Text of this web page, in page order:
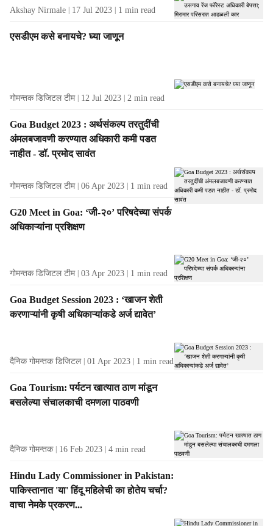
Akshay Nirmale 17 Jul 2023 1 min read
एसडीएम कसे बनायचे? घ्या जाणून
गोमन्तक डिजिटल टीम 12 Jul 2023 2 min read
Goa Budget 2023 : अर्थसंकल्प तरतुदींची
अंमलबजावणी करण्यात अधिकारी कमी पडत
नाहीत - डॉ. प्रमोद सावंत
गोमन्तक डिजिटल टीम 06 Apr 2023 1 min read
G20 Meet in Goa: ‘जी-२०’ परिषदेच्या संपर्क
अधिकाऱ्यांना प्रशिक्षण
गोमन्तक डिजिटल टीम 03 Apr 2023 1 min read
Goa Budget Session 2023 : ‘खाजन शेती
करणाऱ्यांनी कृषी अधिकाऱ्यांकडे अर्ज द्यावेत’
दैनिक गोमन्तक डिजिटल 01 Apr 2023 1 min read
Goa Tourism: पर्यटन खात्यात ठाण मांडून
बसलेल्या संचालकाची दमणला पाठवणी
दैनिक गोमन्तक 16 Feb 2023 4 min read
Hindu Lady Commissioner in Pakistan:
पाकिस्तानात 'या' हिंदू महिलेची का होतेय चर्चा?
वाचा नेमके प्रकरण...